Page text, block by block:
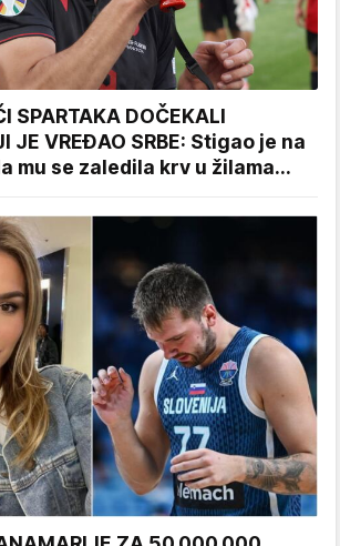
SPARTAKA DOČEKALI
JE VREĐAO SRBE: Stigao je na
mu se zaledila krv u žilama...